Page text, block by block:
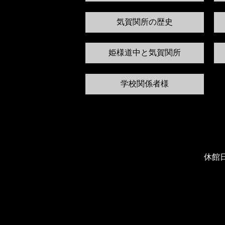
気賀関所の歴史
姫様道中と気賀関所
学校関係者様
休館